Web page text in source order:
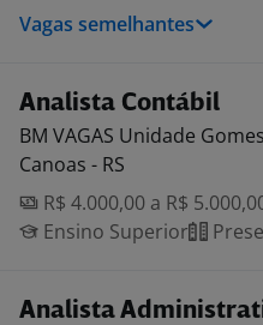
Vagas semelhantes
Analista Contábil
BM VAGAS Unidade Gomes
Canoas - RS
R$ 4.000,00 a R$
Ensino Superior
Analista